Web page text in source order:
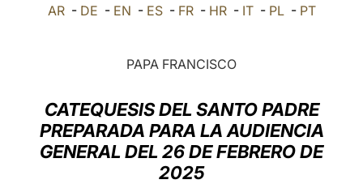
العربيّة AR- DE - EN - ES- FR- HR- IT- PL- PT
PAPA FRANCISCO
CATEQUESIS DEL SANTO PADRE
PREPARADA PARA LA AUDIENCIA
GENERAL DEL 26 DE FEBRERO DE
2025